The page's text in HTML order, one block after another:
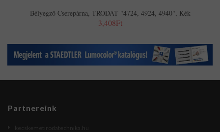
Bélyegző Cserepárna, TRODAT "4724, 4924, 4940", Kék
3,408Ft
Partnereink
kecskemetirodatechnika.hu